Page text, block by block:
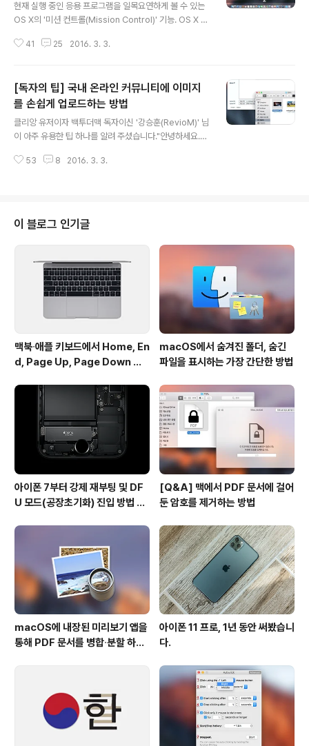
현재 실행 중인 응용 프로그램을 일목요연하게 볼 수 있는
OS X의 '미션 컨트롤(Mission Control)' 기능. OS X 엘
크게 단순화됐습니다. 이전까지는 창을 다른 데스크톱 옮
만 엘 캐피탄에서 달라진 미션컨트롤은 창 상단의 클릭한
상태에서 화면 위쪽 모서리로 마우스 커서를 갖다데면 '스
페이스바'가 열리면서 원하는 데스크탑에 창을 바로 떨굴
수 있습니다. 미션컨트롤을 실행하는 단계를 건너뛸 수 있
페이스바'가 열리기까지 약간의 지연 시간이 존재합니다.
41 25 2016. 3. 3.
[독자의 팁] 국내 온라인 커뮤니티에 이미지
를 손쉽게 업로드하는 방법
클리앙 유저이자 백투더맥 독자이신 '강승훈(RevioM)' 님
이 아주 유용한 팁 하나를 알려 주셨습니다."안녕하세요.인
있는 방법을 다른 블로그 방문자와 공유하고 싶습니다. 요
사진을 올리려면 대부분 '파일 선택' 버튼을 누른 뒤 업로드
할 사진을 찾고 승인 버튼을 누르는 경우가 많을 겁니다.이
렇게 생긴 버튼 익숙하지죠? ▼ 그런데 사진을 업로드 하
기 위해 굳이 이 버튼을 누를 필요가 없습니다. 파인더나 바
탕화면에 있는 파일을 끌어서 이 버튼 위에 떨구어 주면 사
진 업로드 준비가 완료되기 때문..
53 8 2016. 3. 3.
이 블로그 인기글
맥북∙애플 키보드에서 Home, En
d, Page Up, Page Down 키
macOS에서 숨겨진 폴더, 숨긴
파일을 표시하는 가장 간단한 방법
아이폰 7부터 강제 재부팅 및 DF
U 모드(공장초기화) 진입 방법 변
[Q&A] 맥에서 PDF 문서에 걸어
둔 암호를 제거하는 방법
macOS에 내장된 미리보기 앱을
통해 PDF 문서를 병합∙분할 하는
아이폰 11 프로, 1년 동안 써봤습니
다.